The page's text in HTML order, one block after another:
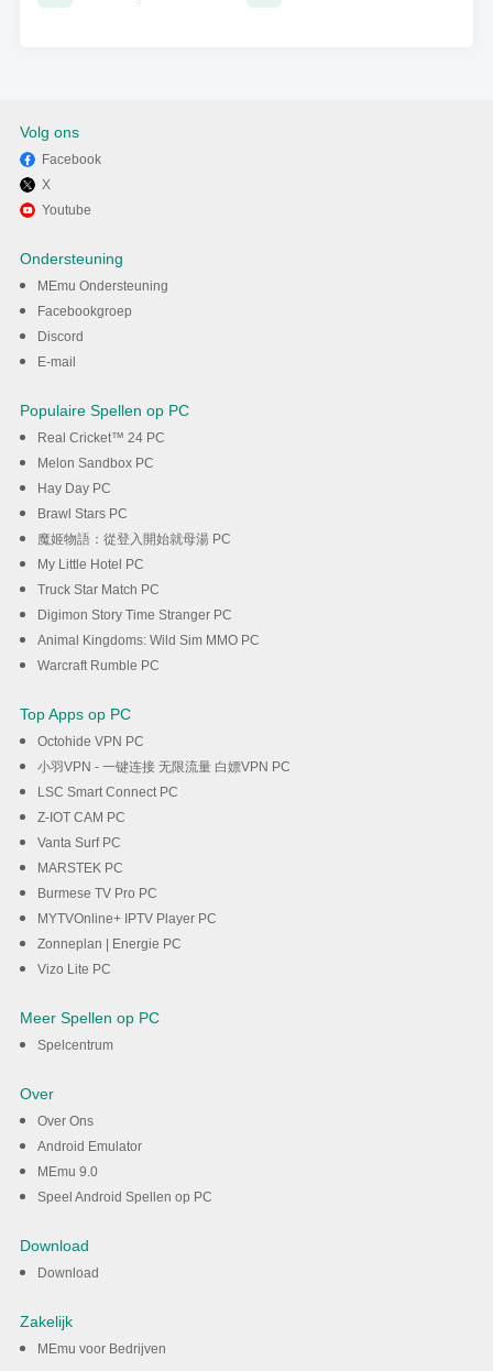
Volg ons
Facebook
X
Youtube
Ondersteuning
MEmu Ondersteuning
Facebookgroep
Discord
E-mail
Populaire Spellen op PC
Real Cricket™ 24 PC
Melon Sandbox PC
Hay Day PC
Brawl Stars PC
魔姬物語：從登入開始就母湯 PC
My Little Hotel PC
Truck Star Match PC
Digimon Story Time Stranger PC
Animal Kingdoms: Wild Sim MMO PC
Warcraft Rumble PC
Top Apps op PC
Octohide VPN PC
小羽VPN - 一键连接 无限流量 白嫖VPN PC
LSC Smart Connect PC
Z-IOT CAM PC
Vanta Surf PC
MARSTEK PC
Burmese TV Pro PC
MYTVOnline+ IPTV Player PC
Zonneplan | Energie PC
Vizo Lite PC
Meer Spellen op PC
Spelcentrum
Over
Over Ons
Android Emulator
MEmu 9.0
Speel Android Spellen op PC
Download
Download
Zakelijk
MEmu voor Bedrijven